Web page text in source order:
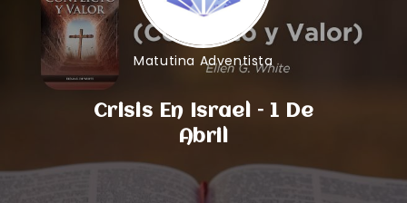
Matutina Adventista
Crisis En Israel – 1 De
Abril